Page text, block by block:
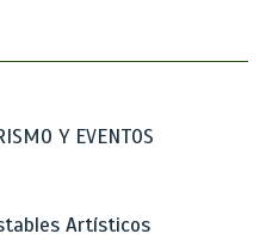
Y EVENTOS
Artísticos